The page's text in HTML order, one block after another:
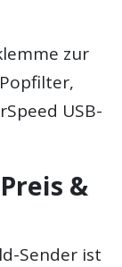
zur
USB-
&
Sender ist